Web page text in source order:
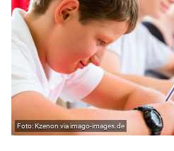
Kzenon via imago-images.de